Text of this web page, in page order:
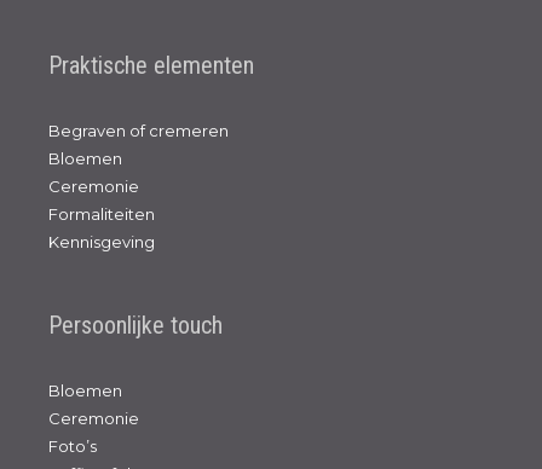
Praktische elementen
Begraven of cremeren
Bloemen
Ceremonie
Formaliteiten
Kennisgeving
Persoonlijke touch
Bloemen
Ceremonie
Foto’s